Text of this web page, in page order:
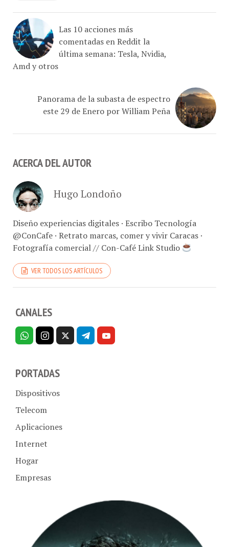
comentadas en Reddit la
última semana: Tesla, Nvidia,
Amd y otros
este 29 de Enero por William Peña
Diseño experiencias digitales · Escribo Tecnología
@ConCafe · Retrato marcas, comer y vivir Caracas ·
Fotografía comercial // Con-Café Link Studio
Telecom
Aplicaciones
Internet
Hogar
Empresas